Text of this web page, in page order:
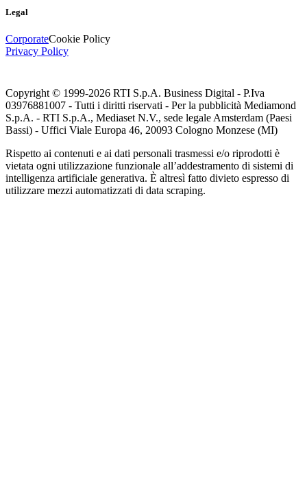
Legal
CorporateCookie Policy
Privacy Policy
Copyright © 1999-2026 RTI S.p.A. Business Digital - P.Iva
03976881007 - Tutti i diritti riservati - Per la pubblicità Mediamond
S.p.A. - RTI S.p.A., Mediaset N.V., sede legale Amsterdam (Paesi
Bassi) - Uffici Viale Europa 46, 20093 Cologno Monzese (MI)
Rispetto ai contenuti e ai dati personali trasmessi e/o riprodotti è
vietata ogni utilizzazione funzionale all’addestramento di sistemi di
intelligenza artificiale generativa. È altresì fatto divieto espresso di
utilizzare mezzi automatizzati di data scraping.